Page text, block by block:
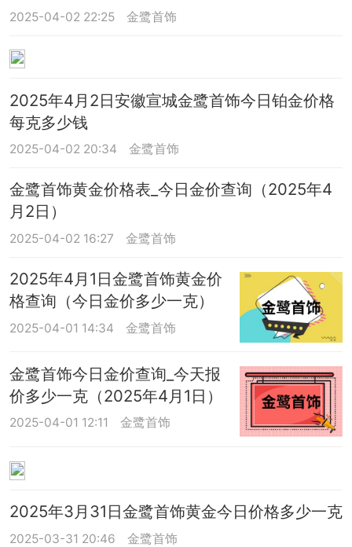
2025-04-02 22:25 金鹭首饰
2025年4月2日安徽宣城金鹭首饰今日铂金价格
每克多少钱
2025-04-02 20:34 金鹭首饰
金鹭首饰黄金价格表_今日金价查询（2025年4
月2日）
2025-04-02 16:27 金鹭首饰
2025年4月1日金鹭首饰黄金价
格查询（今日金价多少一克）
2025-04-01 14:34 金鹭首饰
金鹭首饰今日金价查询_今天报
价多少一克（2025年4月1日）
2025-04-01 12:11 金鹭首饰
2025年3月31日金鹭首饰黄金今日价格多少一克
2025-03-31 20:46 金鹭首饰